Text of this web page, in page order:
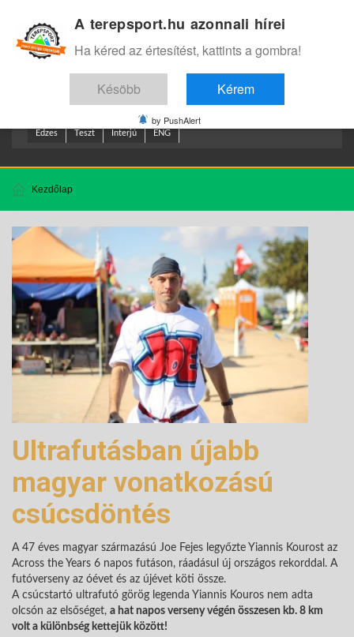
Edzes Teszt Interjú ENG
Kezdőlap
Ultrafutásban újabb
magyar vonatkozású
csúcsdöntés
A 47 éves magyar származású Joe Fejes legyőzte Yiannis Kourost az
Across the Years 6 napos futáson, ráadásul új országos rekorddal. A
futóverseny az óévet és az újévet köti össze.
A csúcstartó ultrafutó görög legenda Yiannis Kouros nem adta
olcsón az elsőséget, a hat napos verseny végén összesen kb. 8 km
volt a különbség kettejük között!
A terepsport.hu azonnali hírei
Ha kéred az értesítést, kattints a gombra!
Késöbb Kérem
by PushAlert